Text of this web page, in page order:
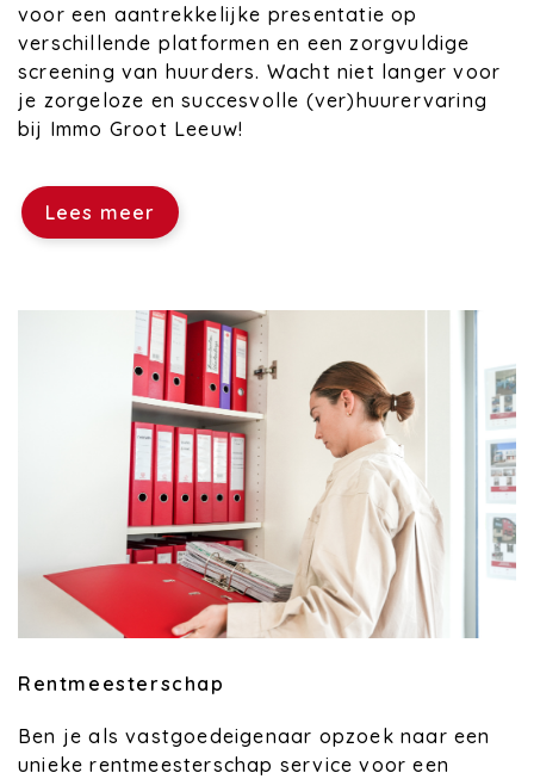
voor een aantrekkelijke presentatie op
verschillende platformen en een zorgvuldige
screening van huurders. Wacht niet langer voor
je zorgeloze en succesvolle (ver)huurervaring
bij Immo Groot Leeuw!
Lees meer
Rentmeesterschap
Ben je als vastgoedeigenaar opzoek naar een
unieke rentmeesterschap service voor een